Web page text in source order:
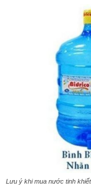
Lưu ý khi mua nước tinh